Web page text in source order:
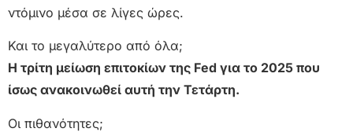
ντόμινο μέσα σε λίγες ώρες.
Και το μεγαλύτερο από όλα;
Η τρίτη μείωση επιτοκίων της Fed για το 2025 που
ίσως ανακοινωθεί αυτή την Τετάρτη.
Οι πιθανότητες;